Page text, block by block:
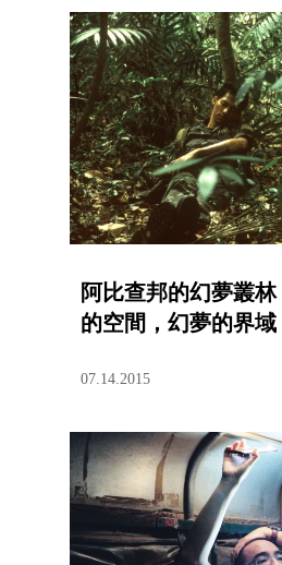
阿比查邦的幻夢叢
的空間，幻夢的界域
07.14.2015